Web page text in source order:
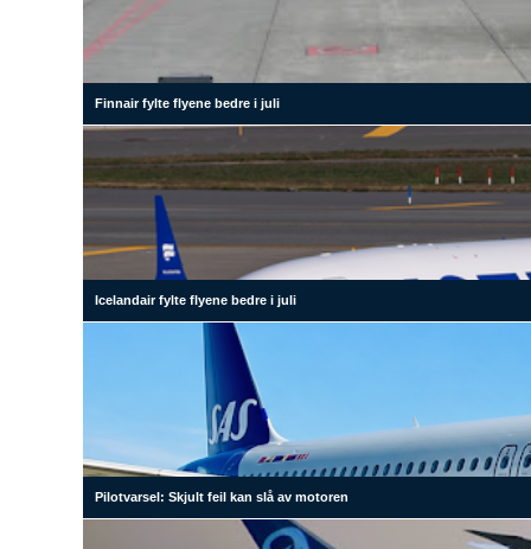
Finnair fylte flyene bedre i juli
Icelandair fylte flyene bedre i juli
Pilotvarsel: Skjult feil kan slå av motoren